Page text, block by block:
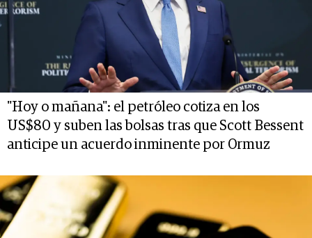
"Hoy o mañana": el petróleo cotiza en los
US$80 y suben las bolsas tras que Scott Bessent
anticipe un acuerdo inminente por Ormuz